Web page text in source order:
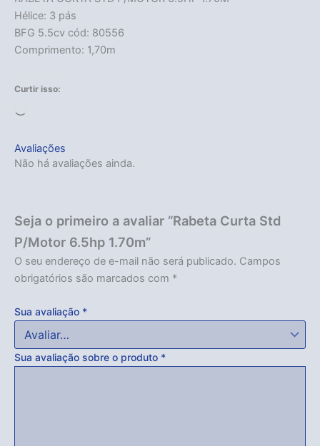
Hélice: 3 pás
BFG 5.5cv cód: 80556
Comprimento: 1,70m
Curtir isso:
Avaliações
Não há avaliações ainda.
Seja o primeiro a avaliar “Rabeta Curta Std
P/Motor 6.5hp 1.70m”
O seu endereço de e-mail não será publicado. Campos
obrigatórios são marcados com *
Sua avaliação *
Sua avaliação sobre o produto *